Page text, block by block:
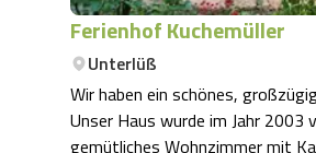
Ferienhof Kuchemüller
Unterlüß
Wir haben ein schönes,
Unser Haus wurde im Jahr 2003 vollständig renoviert. Es hat
gemütliches Wohnzimmer mit